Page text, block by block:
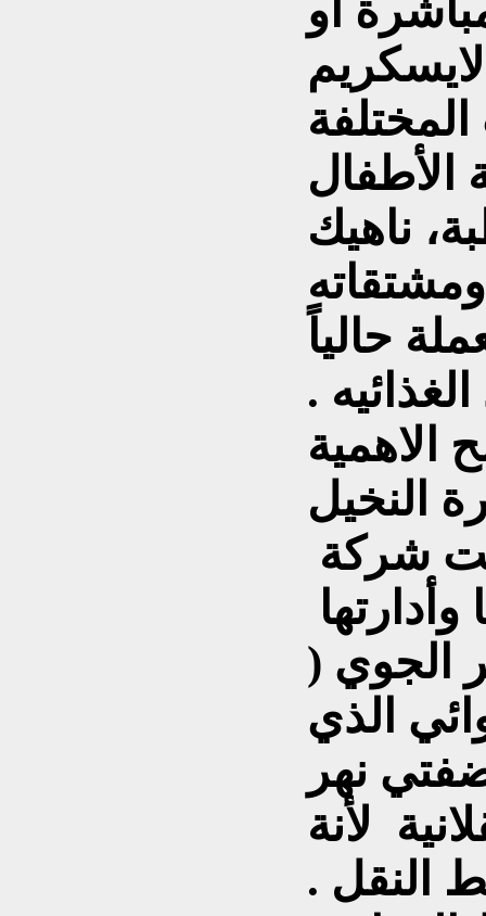
او
الأطفال
ناهيك
حالياً
.
الاهمية
الجوي (
الذي
نهر
لأنة
النقل .